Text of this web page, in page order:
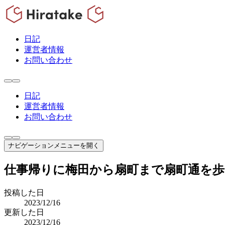
日記
運営者情報
お問い合わせ
日記
運営者情報
お問い合わせ
ナビゲーションメニューを開く
仕事帰りに梅田から扇町まで扇町通を
投稿した日
2023/12/16
更新した日
2023/12/16